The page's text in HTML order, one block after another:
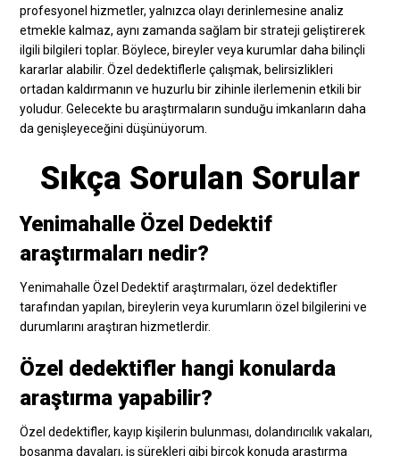
profesyonel hizmetler, yalnızca olayı derinlemesine analiz
etmekle kalmaz, aynı zamanda sağlam bir strateji geliştirerek
ilgili bilgileri toplar. Böylece, bireyler veya kurumlar daha bilinçli
kararlar alabilir. Özel dedektiflerle çalışmak, belirsizlikleri
ortadan kaldırmanın ve huzurlu bir zihinle ilerlemenin etkili bir
yoludur. Gelecekte bu araştırmaların sunduğu imkanların daha
da genişleyeceğini düşünüyorum.
Sıkça Sorulan Sorular
Yenimahalle Özel Dedektif
araştırmaları nedir?
Yenimahalle Özel Dedektif araştırmaları, özel dedektifler
tarafından yapılan, bireylerin veya kurumların özel bilgilerini ve
durumlarını araştıran hizmetlerdir.
Özel dedektifler hangi konularda
araştırma yapabilir?
Özel dedektifler, kayıp kişilerin bulunması, dolandırıcılık vakaları,
boşanma davaları, iş sürekleri gibi birçok konuda araştırma